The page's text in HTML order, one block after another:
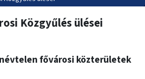
Közgyűlés ülései
fővárosi közterületek